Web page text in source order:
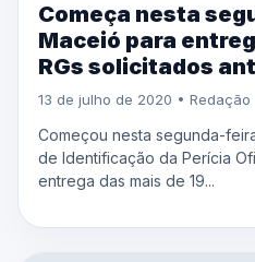
Começa nesta
Maceió para
RGs solicitados
13 de julho de 2020 • Redação
Começou nesta segunda-
de Identificação da Perícia
entrega das mais de 19...